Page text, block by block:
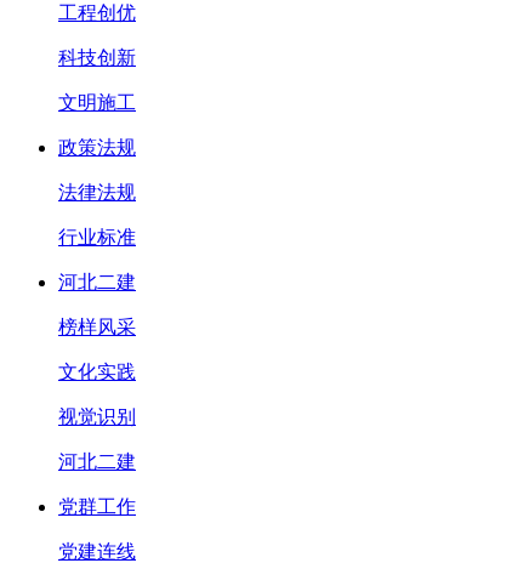
工程创优
科技创新
文明施工
政策法规
法律法规
行业标准
河北二建
榜样风采
文化实践
视觉识别
河北二建
党群工作
党建连线